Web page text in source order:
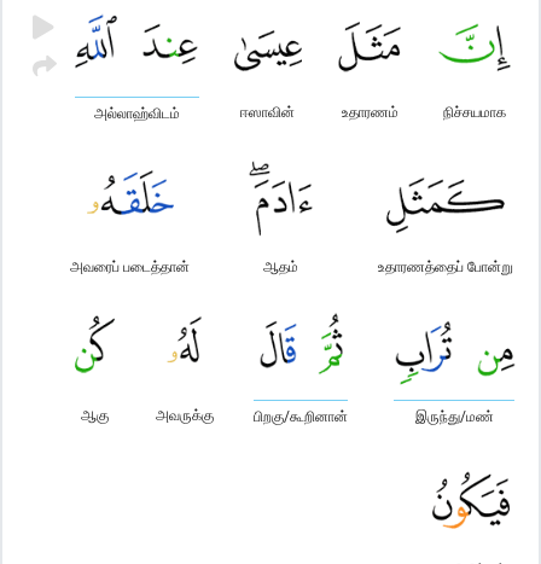
நிச்சயமாக
உதாரணம்
ஈஸாவின்
அல்லாஹ்விடம்
உதாரணத்தைப் போன்று
ஆதம்
அவரைப் படைத்தான்
இருந்து/மண்
பிறகு/கூறினான்
அவருக்கு
ஆகு